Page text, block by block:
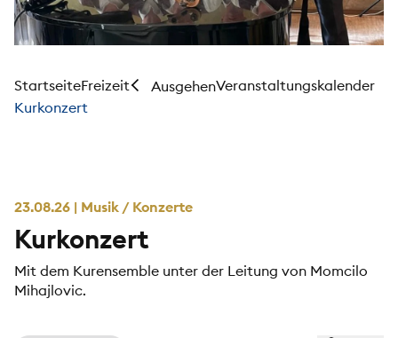
StartseiteFreizeit AusgehenVeranstaltungskalender
Kurkonzert
23.08.26 | Musik / Konzerte
Kurkonzert
Mit dem Kurensemble unter der Leitung von Momcilo
Mihajlovic.